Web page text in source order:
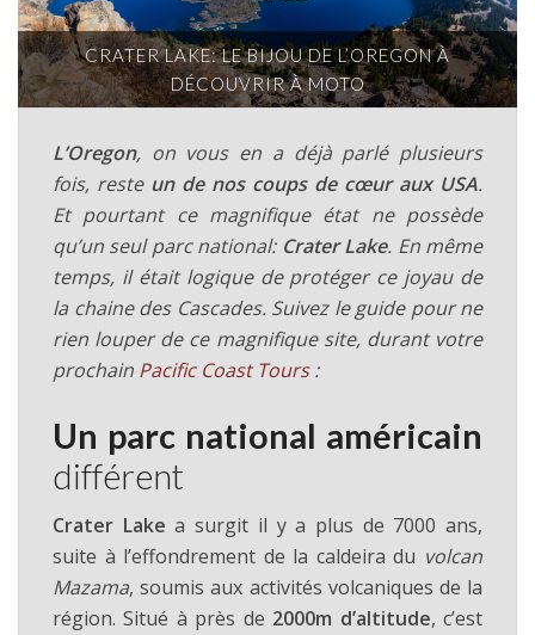
CRATER LAKE: LE BIJOU DE L’OREGON À
DÉCOUVRIR À MOTO
L’Oregon, on vous en a déjà parlé plusieurs
fois, resteun de nos coups de cœur aux USA.
Et pourtant ce magnifique état ne possède
qu’un seul parc national:Crater Lake. En même
temps, il était logique de protéger ce joyau de
la chaine des Cascades. Suivez le guide pour ne
rien louper de ce magnifique site, durant votre
prochain Pacific Coast Tours:
Un parc national américain
différent
Crater Lake a surgit il y a plus de 7000 ans,
suite à l’effondrement de la caldeira du volcan
Mazama, soumis aux activités volcaniques de la
région. Situé à près de 2000m d’altitude, c’est